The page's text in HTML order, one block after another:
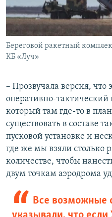
Береговой ракетный
КБ «Луч»
– Прозвучала версия,
оперативно-тактический
который там где-то в
существовать в составе
пусковой установке и
где же мы взяли столько
количестве, чтобы
двум точкам аэродрома
Все возможные